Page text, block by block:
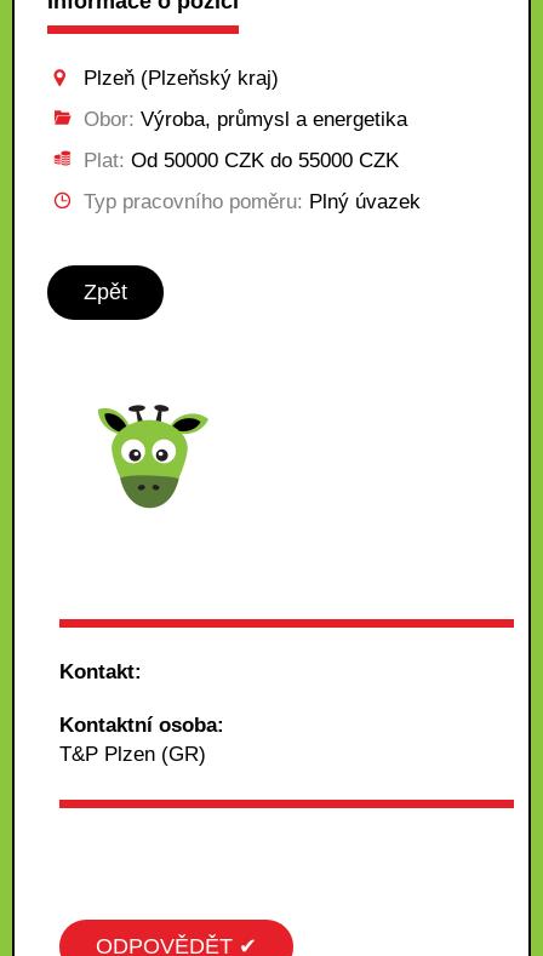
Plzeň (Plzeňský kraj)
Obor: Výroba, průmysl a energetika
Plat: Od 50000 CZK do 55000 CZK
Typ pracovního poměru: Plný úvazek
Zpět
Kontakt:
Kontaktní osoba:
T&P Plzen (GR)
ODPOVĚDĚT ✔